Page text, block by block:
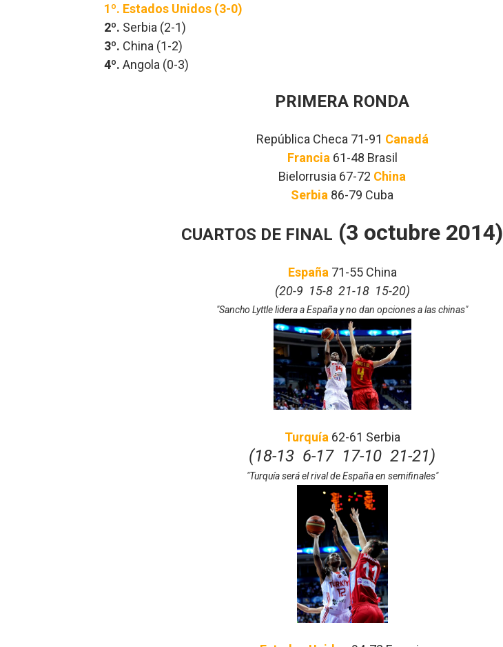
1º. Estados Unidos (3-0)
2º. Serbia (2-1)
3º. China (1-2)
4º. Angola (0-3)
PRIMERA RONDA
República Checa 71-91 Canadá
Francia 61-48 Brasil
Bielorrusia 67-72 China
Serbia 86-79 Cuba
CUARTOS DE FINAL (3 octubre 2014)
España 71-55 China
(20-9 15-8 21-18 15-20)
"Sancho Lyttle lidera a España y no dan opciones a las chinas"
Turquía 62-61 Serbia
(18-13 6-17 17-10 21-21)
"Turquía será el rival de España en semifinales"